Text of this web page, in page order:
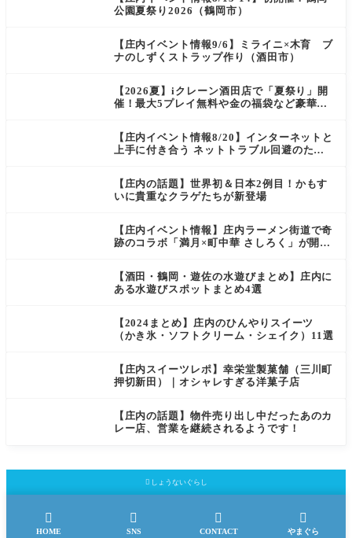
公園夏祭り2026（鶴岡市）
【庄内イベント情報9/6】ミライニ×木育 ブ
ナのしずくストラップ作り（酒田市）
【2026夏】iクレーン酒田店で「夏祭り」開
催！最大5プレイ無料や金の福袋など豪華企
【庄内イベント情報8/20】インターネットと
上手に付き合う ネットトラブル回避のため
【庄内の話題】世界初＆日本2例目！かもす
いに貴重なクラゲたちが新登場
【庄内イベント情報】庄内ラーメン街道で奇
跡のコラボ「満月×町中華 さしろく」が開催
【酒田・鶴岡・遊佐の水遊びまとめ】庄内に
ある水遊びスポットまとめ4選
【2024まとめ】庄内のひんやりスイーツ
（かき氷・ソフトクリーム・シェイク）11選
【庄内スイーツレポ】幸栄堂製菓舗（三川町
押切新田）｜オシャレすぎる洋菓子店
【庄内の話題】物件売り出し中だったあのカ
レー店、営業を継続されるようです！
 しょうないぐらし

HOME

SNS

CONTACT

やまぐら